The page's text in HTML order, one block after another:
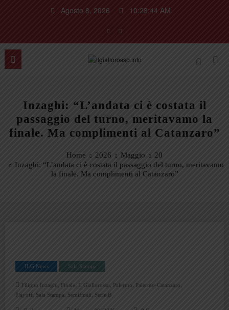
Agosto 8, 2026 10:28:44 AM
Inzaghi: “L’andata ci è costata il
passaggio del turno, meritavamo la
finale. Ma complimenti al Catanzaro”
Home 2026 Maggio
20
Inzaghi: “L’andata ci è costata il passaggio del turno, meritavamo
la finale. Ma complimenti al Catanzaro”
ILG News Sala Stampa
Filippo Inzaghi Finale, Il Giallorosso Palermo Palermo-Catanzaro
Playoff Sala Stampa Semifinali Serie B